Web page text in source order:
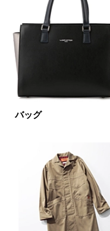
カテゴリ サンダル全て
サイズ
掲載雑誌
価格
表示オプション
すべて
バッグ